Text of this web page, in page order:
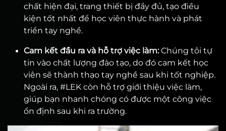
chất hiện đại, trang thiết bị đầy đủ, tạo điều
kiện tốt nhất để học viên thực hành và phát
triển tay nghề.
Cam kết đầu ra và hỗ trợ việc làm:Chúng tôi tự
tin vào chất lượng đào tạo, do đó cam kết học
viên sẽ thành thạo tay nghề sau khi tốt nghiệp.
Ngoài ra, #LEK còn hỗ trợ giới thiệu việc làm,
giúp bạn nhanh chóng có được một công việc
ổn định sau khi ra trường.